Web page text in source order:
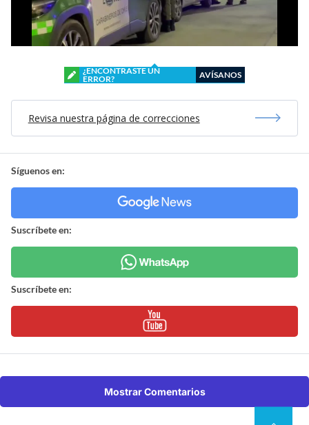
¿ENCONTRASTE UN
ERROR?
AVÍSANOS
Revisa nuestra página de correcciones
Síguenos en:
Suscríbete en:
Suscríbete en:
Mostrar Comentarios